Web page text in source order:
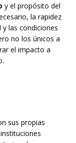
y el propósito del
la rapidez
las condiciones
no los únicos a
el impacto a
sus propias